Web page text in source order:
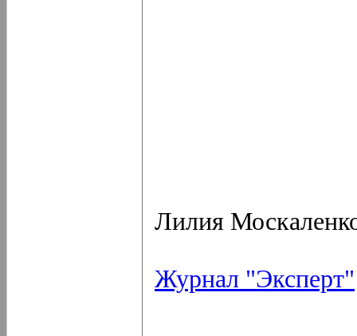
Лилия
Журнал "Эксперт"